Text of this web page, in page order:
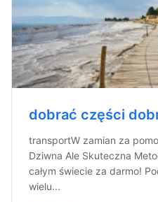
dobrać części
transportW zamian za
Dziwna Ale Skuteczna
całym świecie za darmo!
wielu...